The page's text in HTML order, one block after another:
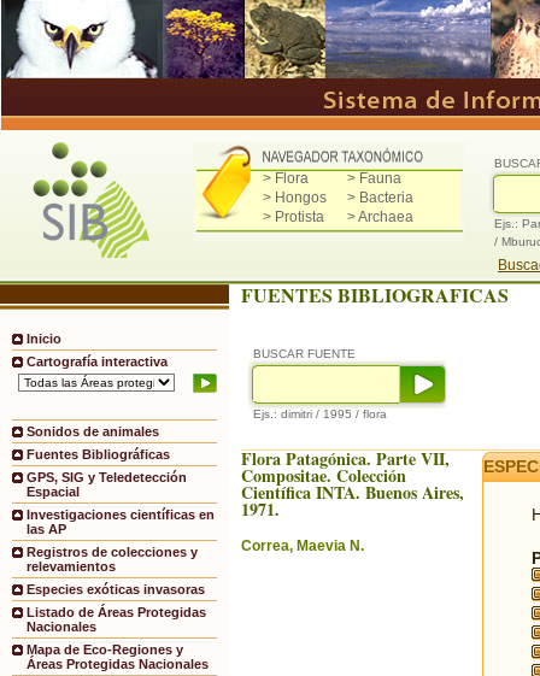
> Flora
> Fauna
> Hongos
> Bacteria
> Protista
> Archaea
Ejs.:
/
Inicio
Cartografía interactiva
Sonidos de animales
Fuentes Bibliográficas
GPS, SIG y Teledetección
Espacial
Investigaciones científicas en
las AP
Registros de colecciones y
relevamientos
Especies exóticas invasoras
Listado de Áreas Protegidas
Nacionales
Mapa de Eco-Regiones y
Áreas Protegidas Nacionales
FUENTES BIBLIOGRAFICAS
BUSCAR FUENTE
Ejs.: dimitri / 1995 / flora
Flora Patagónica. Parte VII,
Compositae. Colección
Científica INTA. Buenos Aires,
1971.
Correa, Maevia N.